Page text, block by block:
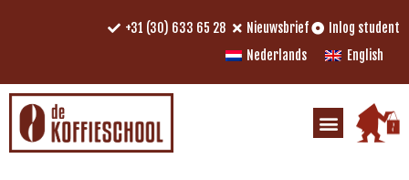
+31 (30) 633 65 28 Nieuwsbrief
Inlog student
Nederlands
English